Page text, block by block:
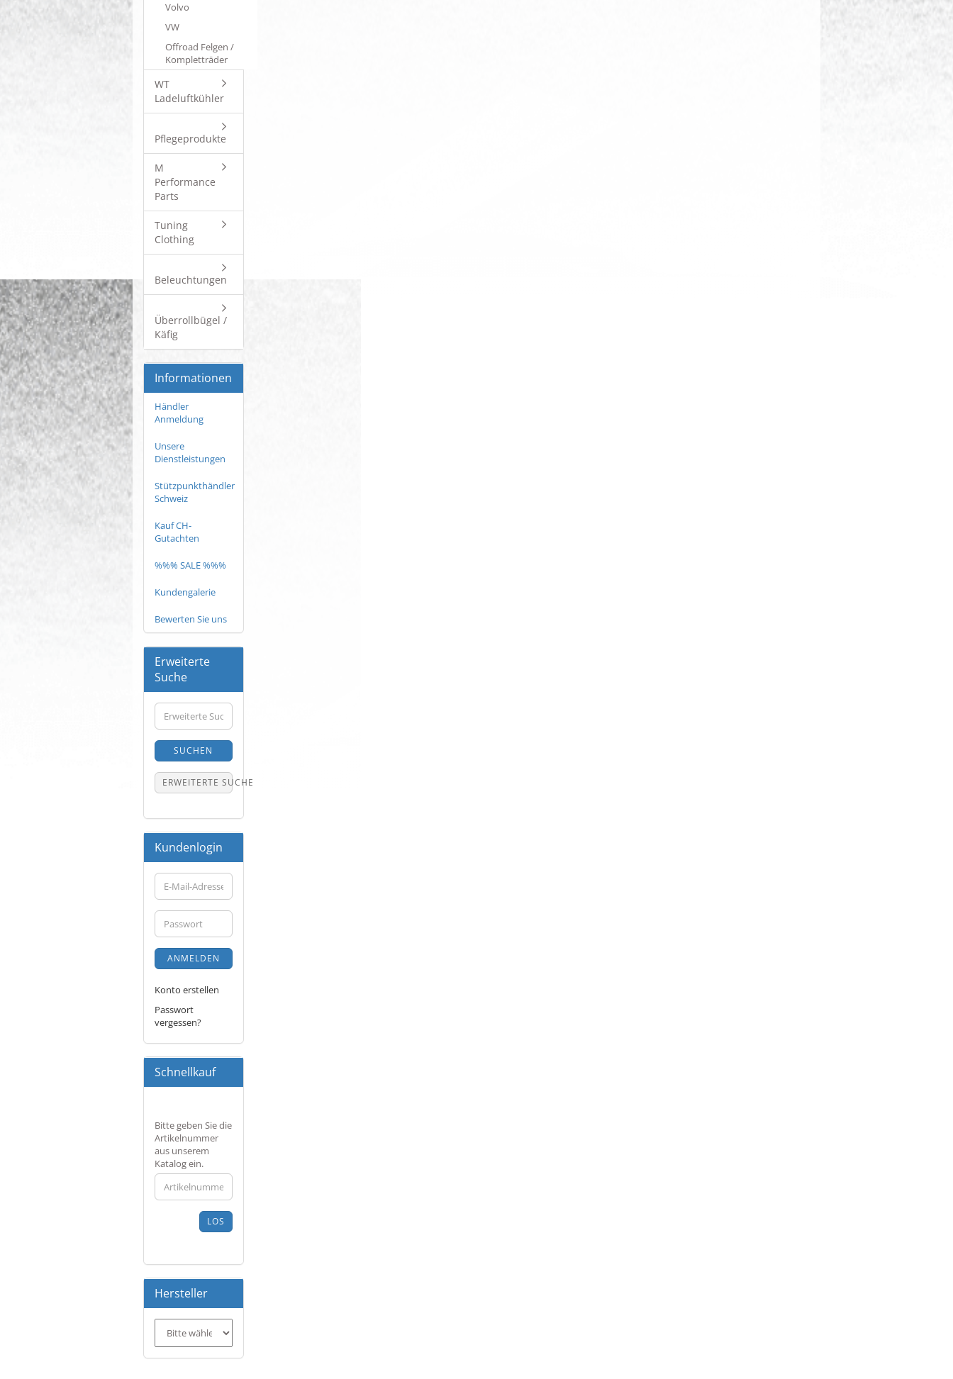
Volvo
VW
Offroad Felgen /
Kompletträder
WT
Ladeluftkühler
Pflegeprodukte
M
Performance
Parts
Tuning
Clothing
Beleuchtungen
Überrollbügel /
Käfig
Informationen
Händler
Anmeldung
Unsere
Dienstleistungen
Stützpunkthändler
Schweiz
Kauf CH-
Gutachten
%%% SALE %%%
Kundengalerie
Bewerten Sie uns
Erweiterte
Suche
Erweiterte
Suche
SUCHEN
ERWEITERTE SUCHE
Kundenlogin
E-
Mail-
Adresse
Passwort
ANMELDEN
Konto erstellen
Passwort
vergessen?
Schnellkauf
BITTE
GEBEN
SIE
DIE
ARTIKELNUMMER
AUS
UNSEREM
Bitte geben Sie die
Artikelnummer
aus unserem
Katalog ein.
LOS
Hersteller